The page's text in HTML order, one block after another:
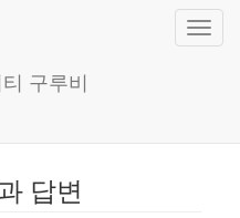
구루비
답변